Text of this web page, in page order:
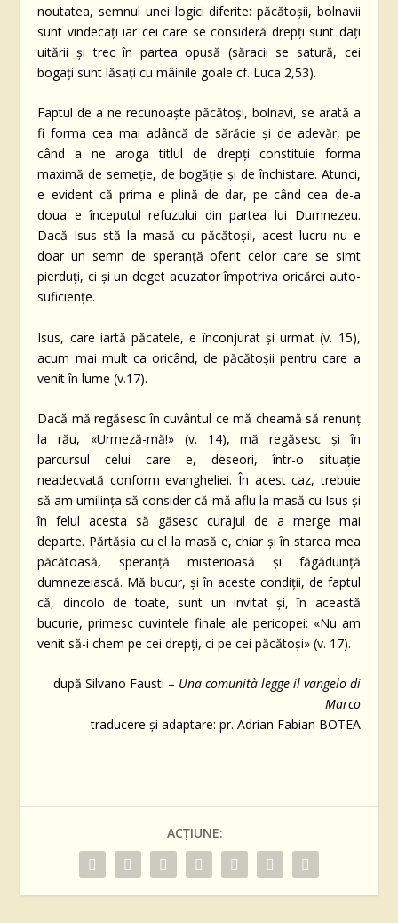
noutatea, semnul unei logici diferite: păcătoşii, bolnavii
sunt vindecaţi iar cei care se consideră drepţi sunt daţi
uitării şi trec în partea opusă (săracii se satură, cei
bogaţi sunt lăsaţi cu mâinile goale cf. Luca 2,53).
Faptul de a ne recunoaşte păcătoşi, bolnavi, se arată a
fi forma cea mai adâncă de sărăcie şi de adevăr, pe
când a ne aroga titlul de drepţi constituie forma
maximă de semeţie, de bogăţie şi de închistare. Atunci,
e evident că prima e plină de dar, pe când cea de-a
doua e începutul refuzului din partea lui Dumnezeu.
Dacă Isus stă la masă cu păcătoşii, acest lucru nu e
doar un semn de speranţă oferit celor care se simt
pierduţi, ci şi un deget acuzator împotriva oricărei auto-
suficienţe.
Isus, care iartă păcatele, e înconjurat şi urmat (v. 15),
acum mai mult ca oricând, de păcătoşii pentru care a
venit în lume (v.17).
Dacă mă regăsesc în cuvântul ce mă cheamă să renunţ
la rău, «Urmeză-mă!» (v. 14), mă regăsesc şi în
parcursul celui care e, deseori, într-o situaţie
neadecvată conform evangheliei. În acest caz, trebuie
să am umilinţa să consider că mă aflu la masă cu Isus şi
în felul acesta să găsesc curajul de a merge mai
departe. Părtăşia cu el la masă e, chiar şi în starea mea
păcătoasă, speranţă misterioasă şi făgăduinţă
dumnezeiască. Mă bucur, şi în aceste condiţii, de faptul
că, dincolo de toate, sunt un invitat şi, în această
bucurie, primesc cuvintele finale ale pericopei: «Nu am
venit să-i chem pe cei drepţi, ci pe cei păcătoşi» (v. 17).
după Silvano Fausti – Una comunità legge il vangelo di
Marco
traducere şi adaptare: pr. Adrian Fabian BOTEA
ACȚIUNE: